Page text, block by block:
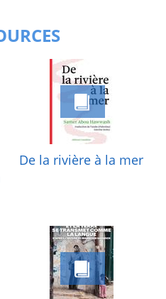
De la rivière à la mer